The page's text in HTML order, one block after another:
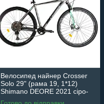
Велосипед найнер Crosser
Solo 29" (рама 19, 1*12)
Shimano DEORE 2021 сіро-
зелений